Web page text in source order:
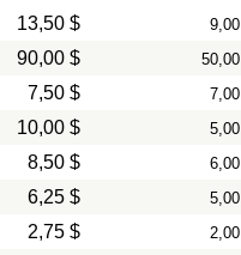
13,50 $ 9,00
90,00 $ 50,00
7,50 $ 7,00
10,00 $ 5,00
8,50 $ 6,00
6,25 $ 5,00
2,75 $ 2,00